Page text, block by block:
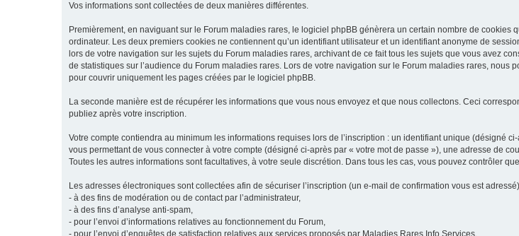
Vos informations sont collectées de deux manières différentes.
Premièrement, en naviguant sur le Forum maladies rares, le logiciel phpBB génèrera un certain nombre de
ordinateur. Les deux premiers cookies ne contiennent qu’un identifiant utilisateur et un identifiant anonyme de
lors de votre navigation sur les sujets du Forum maladies rares, archivant de ce fait tous les sujets que vous avez
de statistiques sur l’audience du Forum maladies rares. Lors de votre navigation sur le Forum maladies rares,
pour couvrir uniquement les pages créées par le logiciel phpBB.
La seconde manière est de récupérer les informations que vous nous envoyez et que nous collectons. Ceci
publiez après votre inscription.
Votre compte contiendra au minimum les informations requises lors de l’inscription : un identifiant unique (désigné
vous permettant de vous connecter à votre compte (désigné ci-après par « votre mot de passe »), une adresse de
Toutes les autres informations sont facultatives, à votre seule discrétion. Dans tous les cas, vous pouvez contrôler
Les adresses électroniques sont collectées afin de sécuriser l’inscription (un e-mail de confirmation vous est
- à des fins de modération ou de contact par l’administrateur,
- à des fins d’analyse anti-spam,
- pour l’envoi d’informations relatives au fonctionnement du Forum,
- pour l’envoi d’enquêtes de satisfaction relatives aux services proposés par Maladies Rares Info Services,